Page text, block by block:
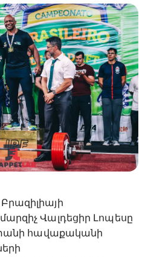
Վալդեցիր Լոպեսը
հավաքականի